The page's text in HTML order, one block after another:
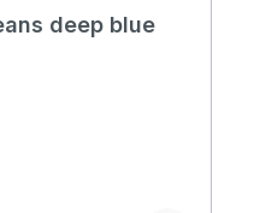
deep blue